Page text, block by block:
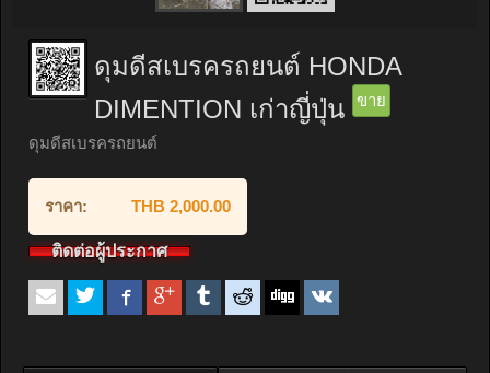
ดุมดีสเบรครถยนต์ HONDA
DIMENTION เก่าญี่ปุ่น
ขาย
ดุมดีสเบรครถยนต์
ราคา: THB 2,000.00
ติดต่อผู้ประกาศ